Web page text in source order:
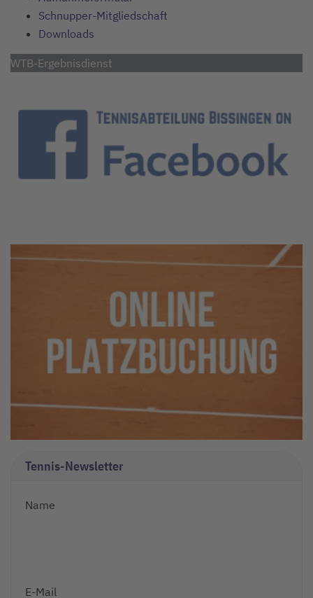
Schnupper-Mitgliedschaft
Downloads
WTB-Ergebnisdienst
Tennis-Newsletter
Name
E-Mail